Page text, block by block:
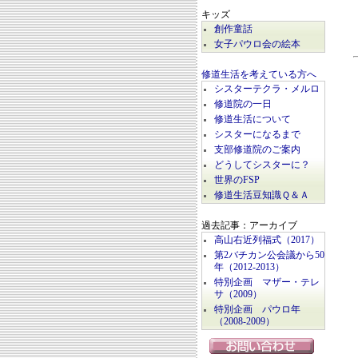
キッズ
創作童話
女子パウロ会の絵本
修道生活を考えている方へ
シスターテクラ・メルロ
修道院の一日
修道生活について
シスターになるまで
支部修道院のご案内
どうしてシスターに？
世界のFSP
修道生活豆知識Ｑ＆Ａ
過去記事：アーカイブ
高山右近列福式（2017）
第2バチカン公会議から50
年（2012-2013）
特別企画 マザー・テレ
サ（2009）
特別企画 パウロ年
（2008-2009）